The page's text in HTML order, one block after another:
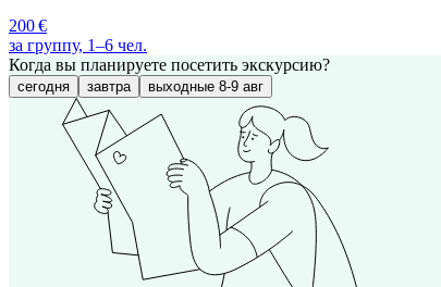
200 €
за группу, 1–6 чел.
Когда вы планируете посетить экскурсию?
сегодня завтра выходные 8-9 авг